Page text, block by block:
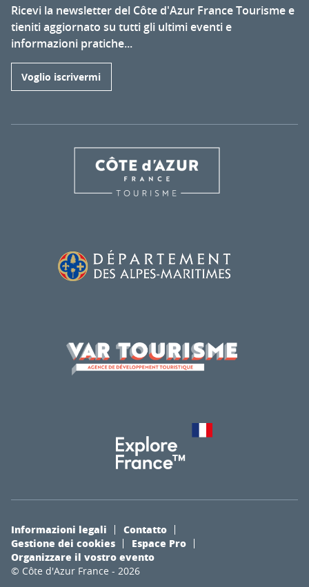
Ricevi la newsletter del Côte d'Azur France Tourisme e
tieniti aggiornato su tutti gli ultimi eventi e
informazioni pratiche...
Voglio iscrivermi
© Côte d'Azur France - 2026
Informazioni legali
Contatto
Gestione dei cookies
Espace Pro
Organizzare il vostro evento